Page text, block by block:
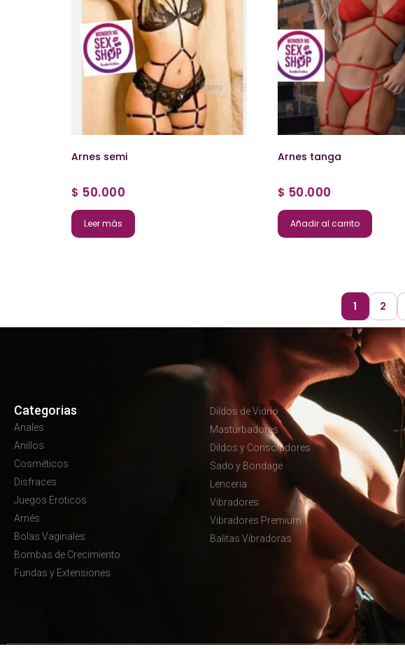
Arnes semi
$ 50.000
Leer más
Arnes tanga
$ 50.000
Añadir al carrito
1 2
Categorias
Anales
Anillos
Cosméticos
Disfraces
Juegos Eroticos
Arnés
Bolas Vaginales
Bombas de Crecimiento
Fundas y Extensiones
Dildos de Vidrio
Masturbadores
Dildos y Consoladores
Sado y Bondage
Lenceria
Vibradores
Vibradores Premium
Balitas Vibradoras